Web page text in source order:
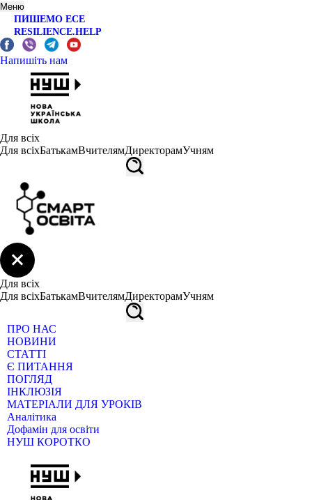
Меню
ПИШЕМО ЕСЕ
RESILIENCE.HELP
Напишіть нам
Для всіх
Для всіхБатькамВчителямДиректорамУчням
Для всіх
Для всіхБатькамВчителямДиректорамУчням
ПРО НАС
НОВИНИ
СТАТТІ
Є ПИТАННЯ
ПОГЛЯД
ІНКЛЮЗІЯ
МАТЕРІАЛИ ДЛЯ УРОКІВ
Аналітика
Дофамін для освіти
НУШ КОРОТКО